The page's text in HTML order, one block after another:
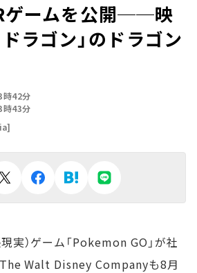
ゲームを公開──映
ラゴン」のドラゴン
時42分
時43分
実）ゲーム「Pokemon GO」が社
The Walt Disney Companyも8月